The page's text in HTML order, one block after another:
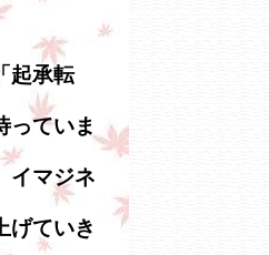
起承転
っていま
イマジネ
げていき